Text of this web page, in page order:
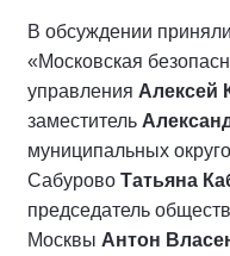
В обсуждении
«Московская
управления Алексей
заместитель
муниципальных
Сабурово Татьяна
председатель
Москвы Антон